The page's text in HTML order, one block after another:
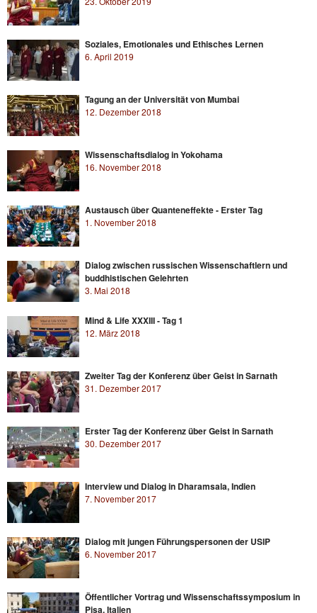
Soziales, Emotionales und Ethisches Lernen
6. April 2019
Tagung an der Universität von Mumbai
12. Dezember 2018
Wissenschaftsdialog in Yokohama
16. November 2018
Austausch über Quanteneffekte - Erster Tag
1. November 2018
Dialog zwischen russischen Wissenschaftlern und
buddhistischen Gelehrten
3. Mai 2018
Mind & Life XXXIII - Tag 1
12. März 2018
Zweiter Tag der Konferenz über Geist in Sarnath
31. Dezember 2017
Erster Tag der Konferenz über Geist in Sarnath
30. Dezember 2017
Interview und Dialog in Dharamsala, Indien
7. November 2017
Dialog mit jungen Führungspersonen der USIP
6. November 2017
Öffentlicher Vortrag und Wissenschaftssymposium in
Pisa, Italien